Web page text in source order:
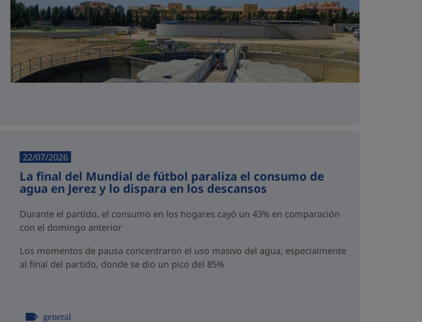
22/07/2026
La final del Mundial de fútbol paraliza el consumo de
agua en Jerez y lo dispara en los descansos
Durante el partido, el consumo en los hogares cayó un 43% en comparación
con el domingo anterior
Los momentos de pausa concentraron el uso masivo del agua, especialmente
al final del partido, donde se dio un pico del 85%
general